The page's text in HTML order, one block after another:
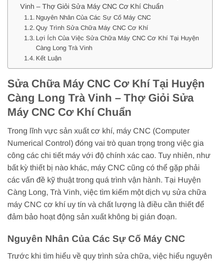
Vinh – Thợ Giỏi Sửa Máy CNC Cơ Khí Chuẩn
Nguyên Nhân Của Các Sự Cố Máy CNC
Quy Trình Sửa Chữa Máy CNC Cơ Khí
Lợi Ích Của Việc Sửa Chữa Máy CNC Cơ Khí Tại Huyện
Càng Long Trà Vinh
Kết Luận
Sửa Chữa Máy CNC Cơ Khí Tại Huyện
Càng Long Trà Vinh – Thợ Giỏi Sửa
Máy CNC Cơ Khí Chuẩn
Trong lĩnh vực sản xuất cơ khí, máy CNC (Computer
Numerical Control) đóng vai trò quan trọng trong việc gia
công các chi tiết máy với độ chính xác cao. Tuy nhiên, như
bất kỳ thiết bị nào khác, máy CNC cũng có thể gặp phải
các vấn đề kỹ thuật trong quá trình vận hành. Tại Huyện
Càng Long, Trà Vinh, việc tìm kiếm một dịch vụ sửa chữa
máy CNC cơ khí uy tín và chất lượng là điều cần thiết để
đảm bảo hoạt động sản xuất không bị gián đoạn.
Nguyên Nhân Của Các Sự Cố Máy CNC
Trước khi tìm hiểu về quy trình sửa chữa, việc hiểu nguyên